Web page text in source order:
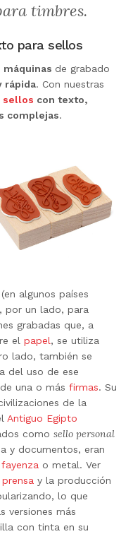
timbres.
para sellos
máquinas de grabado
rápida. Con nuestras
sellos con texto,
complejas.
algunos países
por un lado, para
grabadas que, a
el papel, se utiliza
lado, también se
del uso de ese
una o más firmas. Su
de la
Antiguo Egipto
como sello personal
y documentos, eran
fayenza o metal. Ver
prensa y la producción
lo que
versiones más
con tinta en su